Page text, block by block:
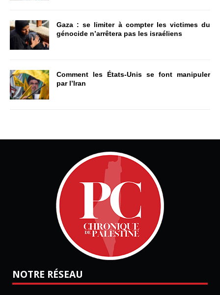
Gaza : se limiter à compter les victimes du
génocide n’arrêtera pas les israéliens
Comment les États-Unis se font manipuler
par l’Iran
NOTRE RÉSEAU